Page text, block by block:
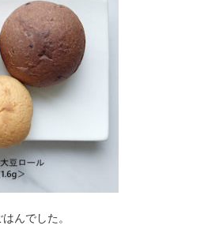
んでした。